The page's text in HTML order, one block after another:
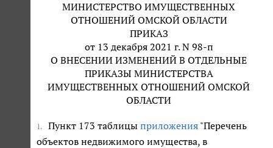
МИНИСТЕРСТВО ИМУЩЕСТВЕННЫХ
ОТНОШЕНИЙ ОМСКОЙ ОБЛАСТИ
ПРИКАЗ
от 13 декабря 2021 г. N 98-п
О ВНЕСЕНИИ ИЗМЕНЕНИЙ В ОТДЕЛЬНЫЕ
ПРИКАЗЫ МИНИСТЕРСТВА
ИМУЩЕСТВЕННЫХ ОТНОШЕНИЙ ОМСКОЙ
ОБЛАСТИ
1. Пункт 173 таблицы приложения "Перечень
объектов недвижимого имущества, в